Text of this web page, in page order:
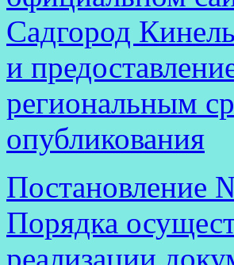
Садгород
и
региональным
опубликования
Постановление
Порядка
реализации